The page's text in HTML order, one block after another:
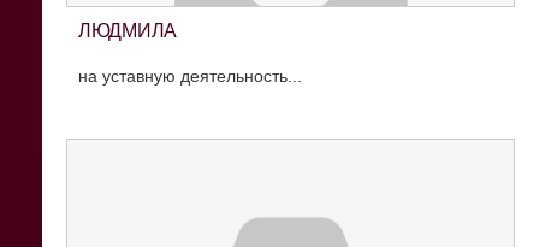
ЛЮДМИЛА
на уставную деятельность...